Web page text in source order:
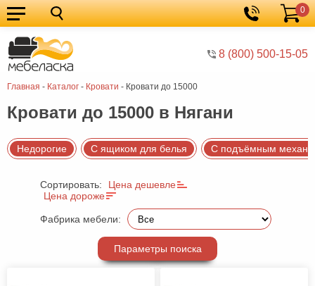
8 (800) 500-15-05
Корзина
0
Главная - Каталог - Кровати - Кровати до 15000
Кухонные
гарнитуры
Мебель
для
кухни
Мебель
для
спальни
Кровати
Шкафы
Диваны
мебель
Детская
мебель
Мебель
Кровати до 15000 в Нягани
Недорогие С ящиком для белья С подъёмным
Сортировать:
Цена дешевле
Цена дороже
Фабрика мебели:
Параметры поиска